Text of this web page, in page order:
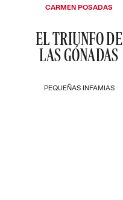
PEQUEÑAS INFAMIAS
EL TRIUNFO DE
LAS GÓNADAS
CARMEN POSADAS